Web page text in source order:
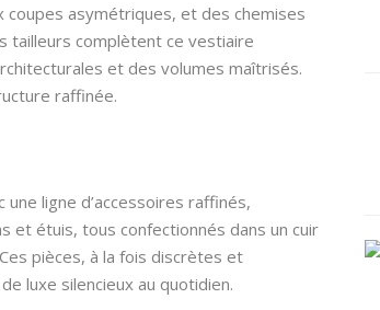
asymétriques, et des chemises
tailleurs complètent ce vestiaire
et des volumes maîtrisés.
raffinée.
ligne d’accessoires raffinés,
et étuis, tous confectionnés dans un cuir
pièces, à la fois discrètes et
luxe silencieux au quotidien.